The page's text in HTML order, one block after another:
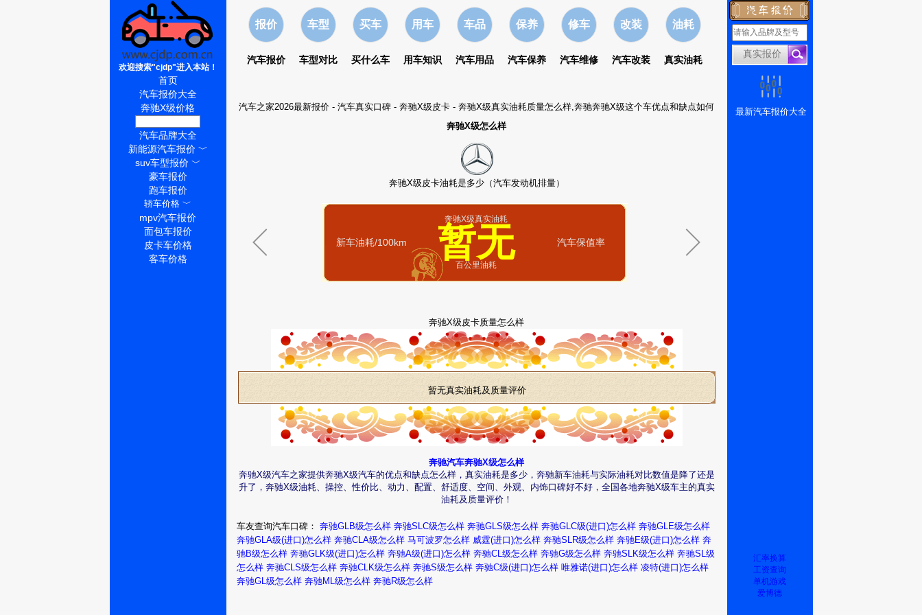
报价
汽车报价
车型
车型对比
买车
买什么车
用车
用车知识
车品
汽车用品
保养
汽车保养
修车
汽车维修
改装
汽车改装
油耗
真实油耗
汽车之家2026最新报价 - 汽车真实口碑 - 奔驰X级皮卡 - 奔驰X级真实油耗质量怎么样,奔驰奔驰X级这个车优点和缺点如何
奔驰X级怎么样
奔驰X级皮卡油耗是多少（汽车发动机排量）
新车油耗/100km
奔驰X级真实油耗
暂无
百公里油耗
汽车保值率
奔驰X级皮卡质量怎么样
暂无真实油耗及质量评价
奔驰汽车奔驰X级怎么样
奔驰X级汽车之家提供奔驰X级汽车的优点和缺点怎么样，真实油耗是多少，奔驰新车油耗与实际油耗对比数值是降了还是
升了，奔驰X级油耗、操控、性价比、动力、配置、舒适度、空间、外观、内饰口碑好不好，全国各地奔驰X级车主的真实
油耗及质量评价！
车友查询汽车口碑： 奔驰GLB级怎么样 奔驰SLC级怎么样 奔驰GLS级怎么样 奔驰GLC级(进口)怎么样 奔驰GLE级怎么样
奔驰GLA级(进口)怎么样 奔驰CLA级怎么样 马可波罗怎么样 威霆(进口)怎么样 奔驰SLR级怎么样 奔驰E级(进口)怎么样 奔
驰B级怎么样 奔驰GLK级(进口)怎么样 奔驰A级(进口)怎么样 奔驰CL级怎么样 奔驰G级怎么样 奔驰SLK级怎么样 奔驰SL级
怎么样 奔驰CLS级怎么样 奔驰CLK级怎么样 奔驰S级怎么样 奔驰C级(进口)怎么样 唯雅诺(进口)怎么样 凌特(进口)怎么样
奔驰GL级怎么样 奔驰ML级怎么样 奔驰R级怎么样
欢迎搜索"cjdp"进入本站！
首页
汽车报价大全
奔驰X级价格
汽车品牌大全
新能源汽车报价﹀
suv车型报价﹀
豪车报价
跑车报价
轿车价格 ﹀
mpv汽车报价
面包车报价
皮卡车价格
客车价格
最新汽车报价大全
汇率换算
工资查询
单机游戏
爱博德